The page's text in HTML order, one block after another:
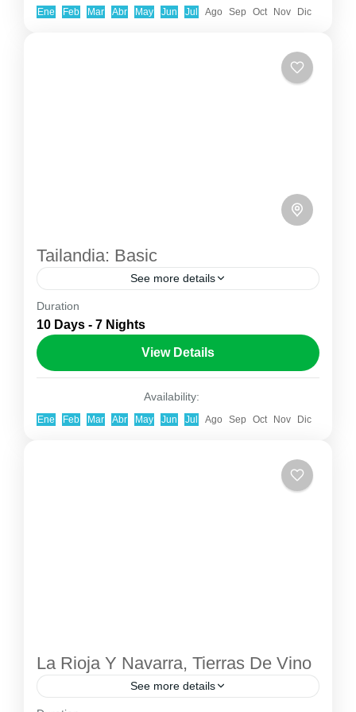
Ene Feb Mar Abr May Jun Jul Ago Sep Oct Nov Dic
Tailandia: Basic
See more details
Descubre Tailandia en un itinerario completo
que combina la esencia cultural del país con
sus templos más emblemáticos, antiguas
capitales y paisajes del norte. Este...
Duration
10 Days - 7 Nights
View Details
Availability:
Ene Feb Mar Abr May Jun Jul Ago Sep Oct Nov Dic
La Rioja Y Navarra, Tierras De Vino
See more details